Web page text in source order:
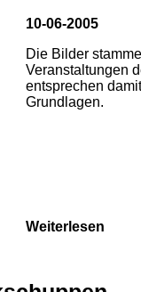
10-06-2005
Die Bilder
Veranstaltungen
entsprechen
Grundlagen.
Weiterlesen